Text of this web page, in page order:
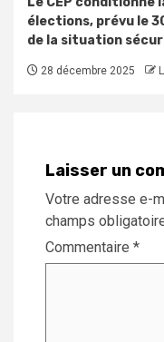
élections, prévu le
de la situation
28 décembre 2025
Laisser un
Votre adresse e-
champs
Commentaire *